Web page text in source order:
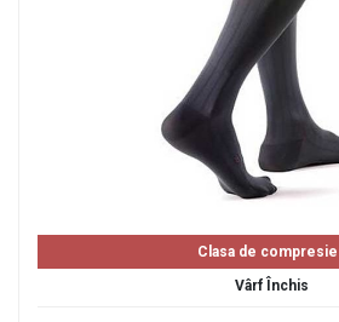
Clasa de compresie I
Vârf Închis